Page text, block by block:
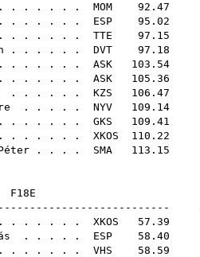
. . . . . . MOM
. . . . . . ESP
. . . . . . TTE
. . . . . . DVT
. . . . . . ASK
. . . . . . ASK
. . . . . . KZS
. . . . . NYV
. . . . . . GKS
. . . . . . XKOS
. . . . SMA
. . . . . . XKOS 57.39
. . . . . ESP 58.40
. . . . . . VHS 58.59